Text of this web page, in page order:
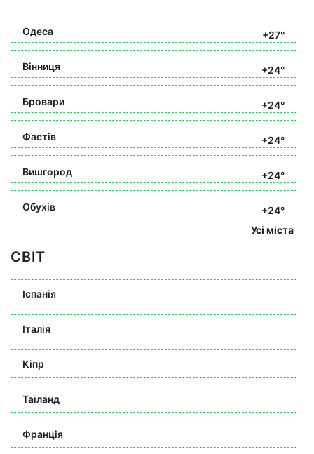
Одеса +27°
Вінниця +24°
Бровари +24°
Фастів +24°
Вишгород +24°
Обухів
+24°
Усі міста
СВІТ
Іспанія
Італія
Кіпр
Таїланд
Франція